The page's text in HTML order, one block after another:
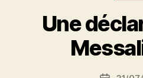
Une